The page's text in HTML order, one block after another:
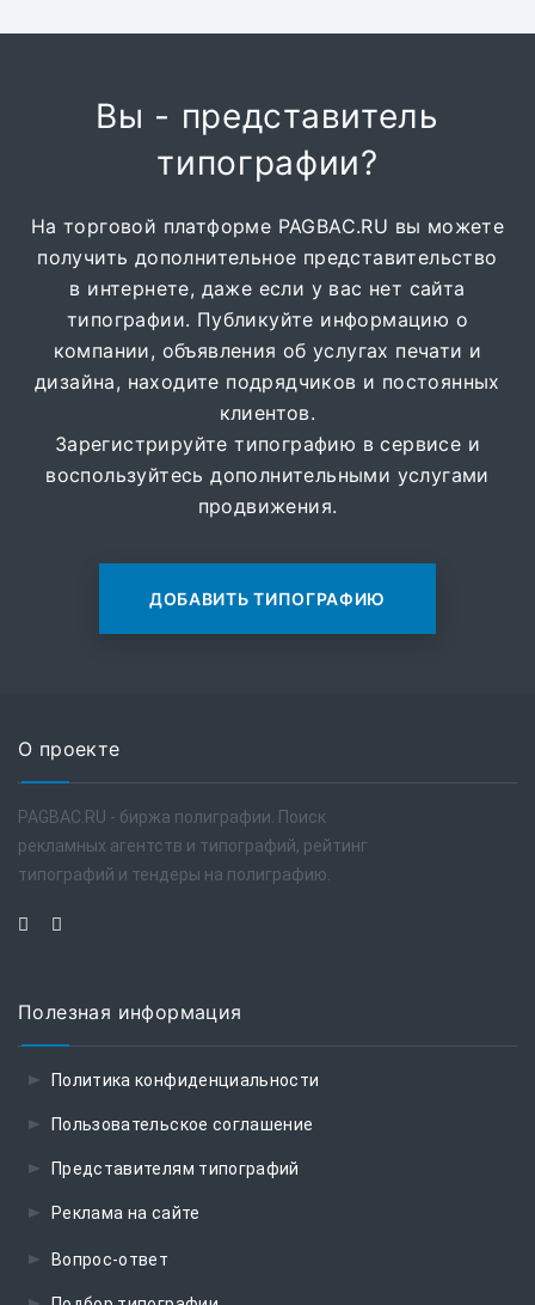
Вы - представитель
типографии?
На торговой платформе PAGBAC.RU вы можете
получить дополнительное представительство
в интернете, даже если у вас нет сайта
типографии. Публикуйте информацию о
компании, объявления об услугах печати и
дизайна, находите подрядчиков и постоянных
клиентов.
Зарегистрируйте типографию в сервисе и
воспользуйтесь дополнительными услугами
продвижения.
ДОБАВИТЬ ТИПОГРАФИЮ
О проекте
PAGBAC.RU - биржа полиграфии. Поиск
рекламных агентств и типографий, рейтинг
типографий и тендеры на полиграфию.
Полезная информация
Политика конфиденциальности
Пользовательское соглашение
Представителям типографий
Реклама на сайте
Вопрос-ответ